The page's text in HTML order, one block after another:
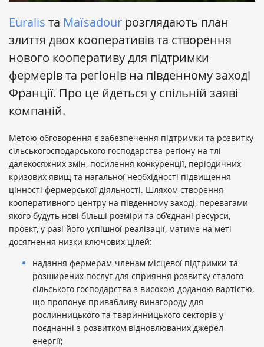
Euralis та Maïsadour розглядають план
злиття двох кооперативів та створення
нового кооперативу для підтримки
фермерів та регіонів на південному заході
Франції. Про це йдеться у спільній заяві
компаній.
Метою обговорення є забезпечення підтримки та розвитку
сільськогосподарського господарства регіону на тлі
далекосяжних змін, посилення конкуренції, періодичних
кризових явищ та нагальної необхідності підвищення
цінності фермерської діяльності. Шляхом створення
кооперативного центру на південному заході, перевагами
якого будуть нові більші розміри та об'єднані ресурси,
проект, у разі його успішної реалізації, матиме на меті
досягнення низки ключових цілей:
надання фермерам-членам місцевої підтримки та
розширених послуг для сприяння розвитку сталого
сільського господарства з високою доданою вартістю,
що пропонує привабливу винагороду для
рослинницького та тваринницького секторів у
поєднанні з розвитком відновлюваних джерел
енергії;